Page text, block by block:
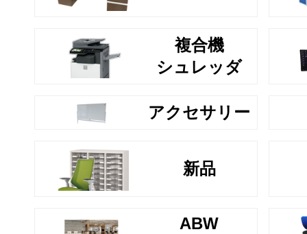
複合機
シュレッダ
アクセサリー
新品
ABW